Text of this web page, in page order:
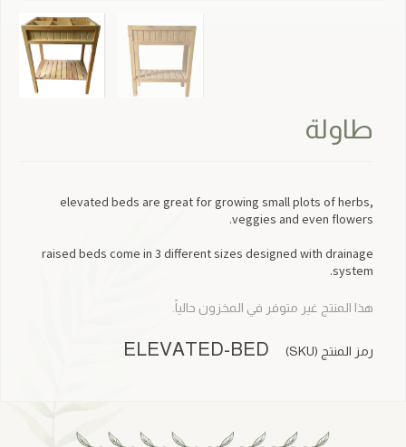
طاولة
elevated beds are great for growing small plots of herbs,
veggies and even flowers.
raised beds come in 3 different sizes designed with drainage
system.
هذا المنتج غير متوفر في المخزون حالياً.
رمز المنتج (SKU) ELEVATED-BED